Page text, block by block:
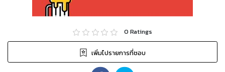
0 Ratings
เพิ่มไปรายการที่ชอบ